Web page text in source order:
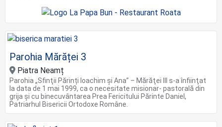
Parohia Mărăței 3
Piatra Neamț
Parohia „Sfinţii Părinți Ioachim şi Ana” – Mărăţei III s-a înfiinţat
la data de 1 mai 1999, ca o necesitate misionar- pastorală din
grija şi cu binecuvântarea Prea Fericitului Părinte Daniel,
Patriarhul Bisericii Ortodoxe Române.